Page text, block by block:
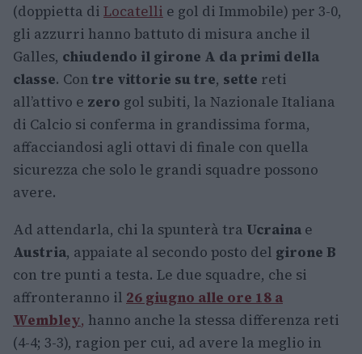
(doppietta di Locatelli e gol di Immobile) per 3-0,
gli azzurri hanno battuto di misura anche il
Galles, chiudendo il girone A da primi della
classe. Con tre vittorie su tre, sette reti
all’attivo e zero gol subiti, la Nazionale Italiana
di Calcio si conferma in grandissima forma,
affacciandosi agli ottavi di finale con quella
sicurezza che solo le grandi squadre possono
avere.
Ad attendarla, chi la spunterà tra Ucraina e
Austria, appaiate al secondo posto del girone B
con tre punti a testa. Le due squadre, che si
affronteranno il 26 giugno alle ore 18 a
Wembley, hanno anche la stessa differenza reti
(4-4; 3-3), ragion per cui, ad avere la meglio in